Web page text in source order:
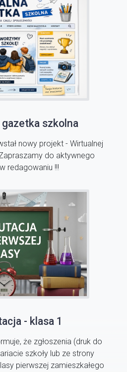
szkolna
nowy projekt - Wirtualnej
do aktywnego
redagowaniu !!!
- klasa 1
że zgłoszenia (druk do
szkoły lub ze strony
pierwszej zamieszkałego